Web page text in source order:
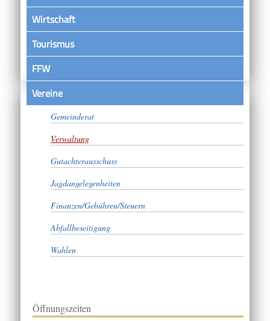
Wirtschaft
Tourismus
FFW
VereineBürgermeister
Gemeinderat
Verwaltung
Gutachterausschuss
Jagdangelegenheiten
Finanzen/Gebühren/Steuern
Abfallbeseitigung
Wahlen
Öffnungszeiten